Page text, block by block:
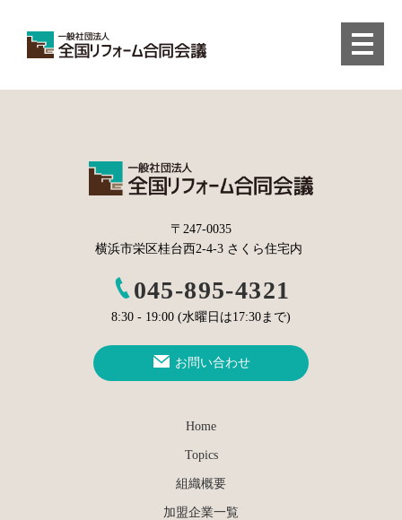
〒247-0035
横浜市栄区桂台西2-4-3 さくら住宅内
045-895-4321
8:30 - 19:00 (水曜日は17:30まで)
お問い合わせ
Home
Topics
組織概要
加盟企業一覧